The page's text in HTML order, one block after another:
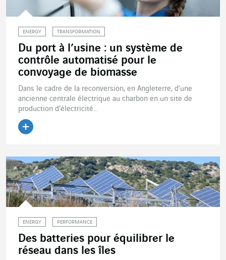
ENERGY TRANSFORMATION
Du port à l’usine : un système de
contrôle automatisé pour le
convoyage de biomasse
Dans le cadre de la reconversion, en Angleterre, d’une
ancienne centrale électrique au charbon en un site de
production d’électricité...
ENERGY PERFORMANCE
Des batteries pour équilibrer le
réseau dans les îles